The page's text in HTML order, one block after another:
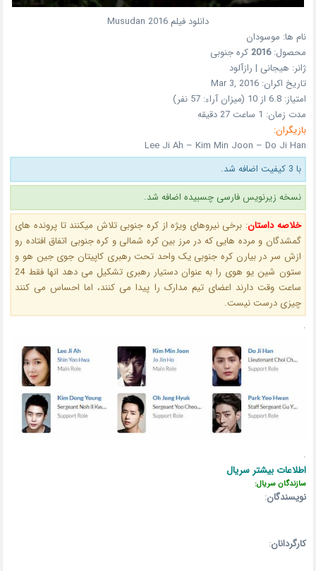
دانلود فیلم Musudan 2016
نام ها: موسودان
محصول:2016 کره جنوبی
ژانر: هیجانی | رازآلود
تاریخ اکران:Mar 3, 2016
امتیاز:6.8 از 10 (میزان آراء: 57 نفر)
مدت زمان: 1 ساعت 27 دقیقه
بازیگران:
Lee Ji Ah – Kim Min Joon – Do Ji Han
با 3 کیفیت اضافه شد.
نسخه زیرنویس فارسی چسبیده اضافه شد.
خلاصه داستان: برخی نیروهای ویژه از کره جنوبی تلاش میکنند تا پرونده های
گمشدگان و مرده هایی که در مرز بین کره شمالی و کره جنوبی اتفاق افتاده رو
ازش سر در بیارن کره جنوبی یک واحد تحت رهبری کاپیتان جوی جین هو و
ستون شین یو هوی را به عنوان دستیار رهبری تشکیل می دهد انها فقط 24
ساعت وقت دارند اعضای تیم مدارک را پیدا می کنند، اما احساس می کنند
چیزی درست نیست.
.
.
اطلاعات بیشتر سریال
سازندگان سریال:
نویسندگان:
کارگردانان: